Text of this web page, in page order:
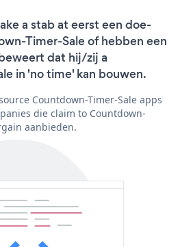
a stab at eerst een doe-
Timer-Sale of hebben een
dat hij/zij a
in 'no time' kan bouwen.
Countdown-Timer-Sale apps
die claim to Countdown-
aanbieden.